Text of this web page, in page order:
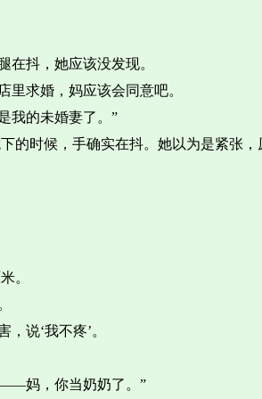
在抖，她应该没发现。
里求婚，妈应该会同意吧。
我的未婚妻了。”
的时候，手确实在抖。她以为是紧张，
。
说‘我不疼’。
妈，你当奶奶了。”